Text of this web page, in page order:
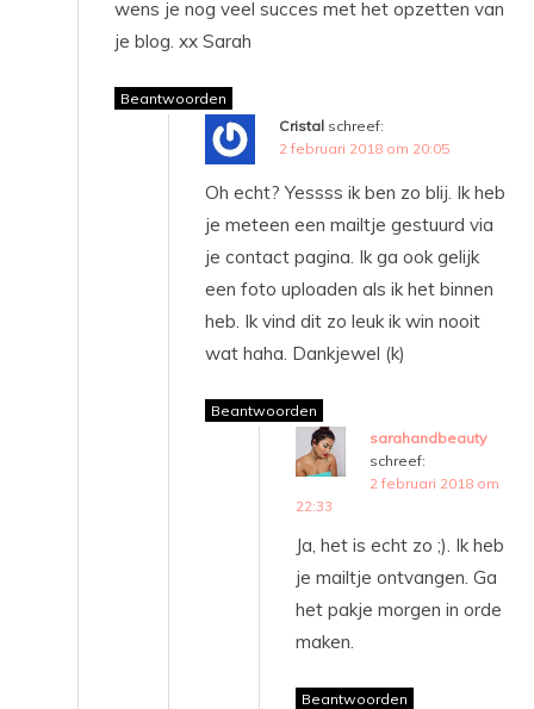
wens je nog veel succes met het opzetten van
je blog. xx Sarah
Beantwoorden
Cristal schreef:
2 februari 2018 om 20:05
Oh echt? Yessss ik ben zo blij. Ik heb
je meteen een mailtje gestuurd via
je contact pagina. Ik ga ook gelijk
een foto uploaden als ik het binnen
heb. Ik vind dit zo leuk ik win nooit
wat haha. Dankjewel (k)
Beantwoorden
sarahandbeauty
schreef:
2 februari 2018 om
22:33
Ja, het is echt zo ;). Ik heb
je mailtje ontvangen. Ga
het pakje morgen in orde
maken.
Beantwoorden